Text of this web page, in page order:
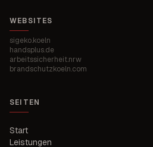
WEBSITES
sigeko.koeln
handsplus.de
arbeitssicherheit.nrw
brandschutzkoeln.com
SEITEN
Start
Leistungen